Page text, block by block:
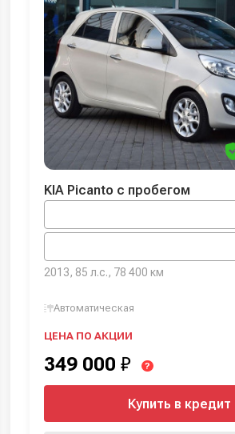
KIA Picanto с пробегом
2013, 85 л.с., 78 400 км
Автоматическая
ЦЕНА ПО АКЦИИ
349 000 ₽ ?
Купить в кредит